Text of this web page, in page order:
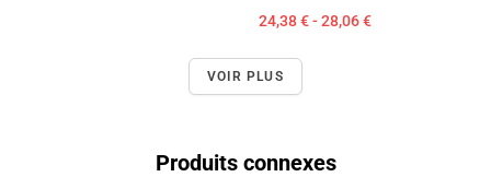
24,38 € - 28,06 €
VOIR PLUS
Produits connexes